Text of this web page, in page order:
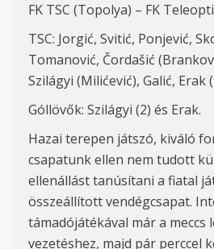
FK TSC (Topolya) – FK
TSC: Jorgić, Svitić, Ponjević,
Tomanović, Čordašić
Szilágyi (Milićević), Galić, Erak
Góllövők: Szilágyi (2) és Erak.
Hazai terepen játszó, kiváló
csapatunk ellen nem tudott
ellenállást tanúsítani a fiatal
összeállított vendégcsapat.
támadójátékával már a meccs
vezetéshez, majd pár perccel